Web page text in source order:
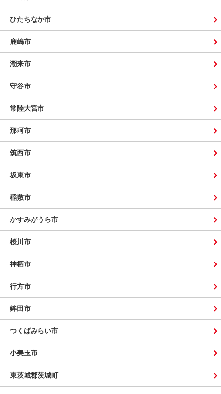
ひたちなか市
鹿嶋市
潮来市
守谷市
常陸大宮市
那珂市
筑西市
坂東市
稲敷市
かすみがうら市
桜川市
神栖市
行方市
鉾田市
つくばみらい市
小美玉市
東茨城郡茨城町